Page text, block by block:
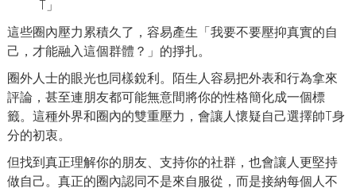
T」
這些圈內壓力累積久了，容易產生「我要不要壓抑真實的自
己，才能融入這個群體？」的掙扎。
圈外人士的眼光也同樣銳利。陌生人容易把外表和行為拿來
評論，甚至連朋友都可能無意間將你的性格簡化成一個標
籤。這種外界和圈內的雙重壓力，會讓人懷疑自己選擇帥T身
分的初衷。
但找到真正理解你的朋友、支持你的社群，也會讓人更堅持
做自己。真正的圈內認同不是來自服從，而是接納每個人不